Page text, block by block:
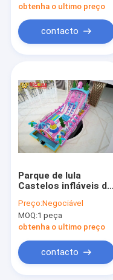
obtenha o ultimo preço
contacto
Parque de lula
Castelos infláveis de
para crianças rosa
Preço:Negociável
MOQ:1 peça
obtenha o ultimo preço
contacto